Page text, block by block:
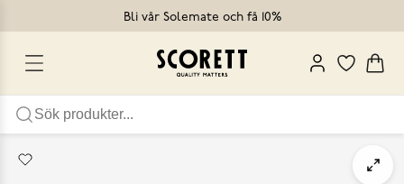
Bli vår Solemate och få 10%